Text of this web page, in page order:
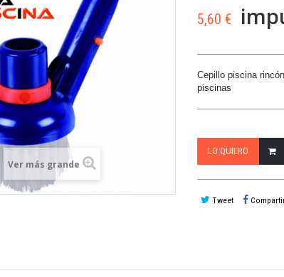
Ver más grande
5,60 €
Cepillo piscina
piscinas
LO QUIERO
Tweet